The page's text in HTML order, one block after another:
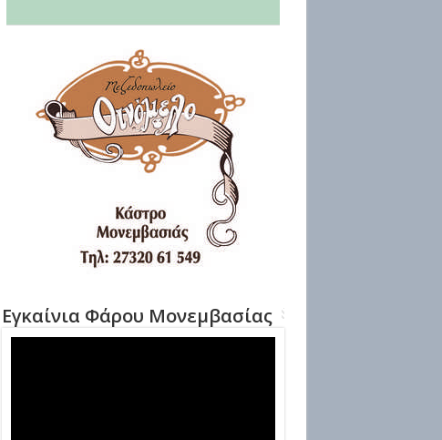
Εγκαίνια Φάρου Μονεμβασίας